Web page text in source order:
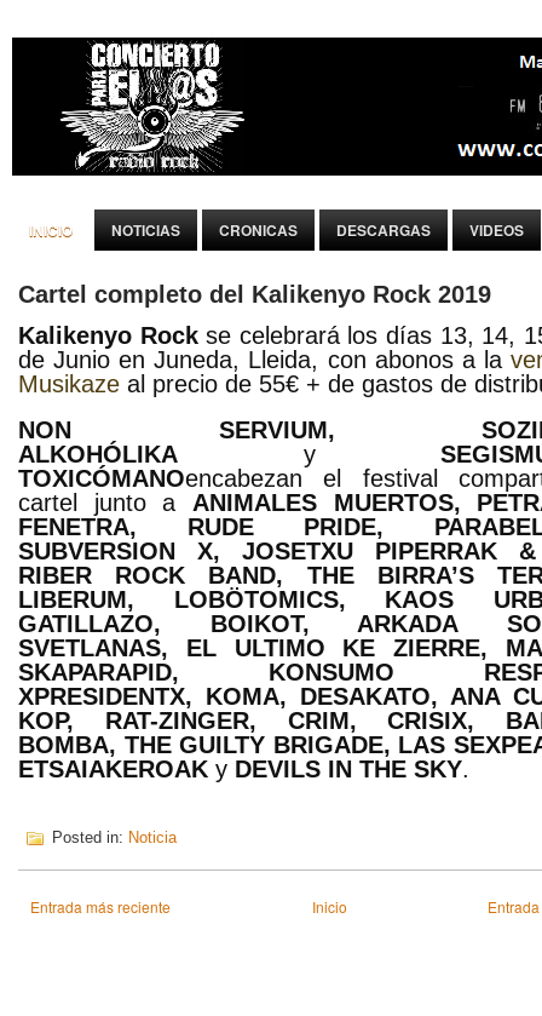
INICIO NOTICIAS CRONICAS DESCARGAS VIDEOS
Cartel completo del Kalikenyo Rock 2019
Kalikenyo Rockse celebrará los días 13, 14,
de Junio en Juneda, Lleida, con abonos a la
Musikaze al precio de 55€ + de gastos de
NON SERVIUM,
ALKOHÓLIKA y
TOXICÓMANOencabezan el festival
cartel junto a ANIMALES MUERTOS,
FENETRA, RUDE PRIDE,
SUBVERSION X, JOSETXU PIPERRAK
RIBER ROCK BAND, THE BIRRA’S
LIBERUM, LOBÖTOMICS, KAOS
GATILLAZO, BOIKOT, ARKADA
SVETLANAS, EL ULTIMO KE ZIERRE,
SKAPARAPID, KONSUMO
XPRESIDENTX, KOMA, DESAKATO, ANA
KOP, RAT-ZINGER, CRIM, CRISIX,
BOMBA, THE GUILTY BRIGADE, LAS
ETSAIAKEROAK y DEVILS IN THE SKY.
Posted in: Noticia
Entrada más reciente Inicio